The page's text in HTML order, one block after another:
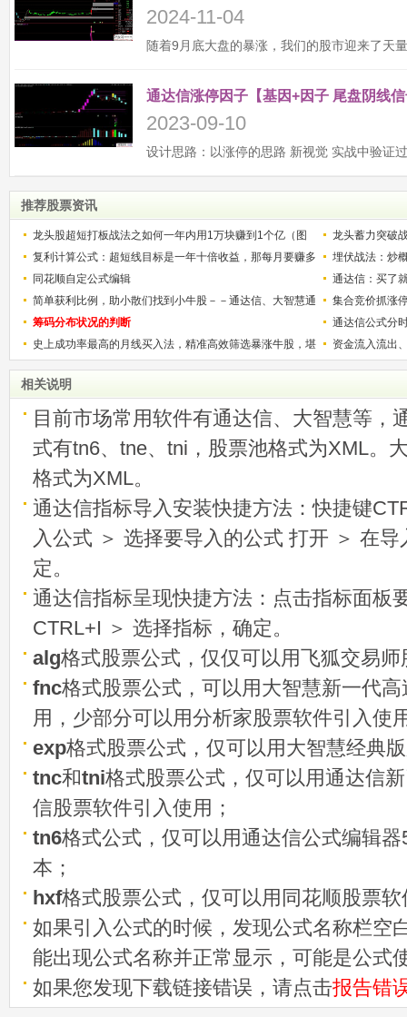
2024-11-04
通达信涨停因子【基因+因子 尾盘阴线
2023-09-10
推荐股票资讯
龙头股超短打板战法之如何一年内用1万块赚到1个亿（图
解）
龙头蓄力突破
的技巧（图解
复利计算公式：超短线目标是一年十倍收益，那每月要赚多
少？
埋伏战法：炒
同花顺自定公式编辑
通达信：买了
简单获利比例，助小散们找到小牛股－－通达信、大智慧通
用
集合竞价抓涨
筹码分布状况的判断
通达信公式分
史上成功率最高的月线买入法，精准高效筛选暴涨牛股，堪
资金流入流出
相关说明
目前市场常用软件有通达信、大智慧等，
式有tn6、tne、tni，股票池格式为XML。
格式为XML。
通达信指标导入安装快捷方法：快捷键
入公式 ＞ 选择要导入的公式 打开 ＞ 在
定。
通达信指标呈现快捷方法：点击指标面板
CTRL+I ＞ 选择指标，确定。
alg格式股票公式，仅仅可以用飞狐交易
fnc格式股票公式，可以用大智慧新一代
用，少部分可以用分析家股票软件引入使
exp格式股票公式，仅可以用大智慧经典
tnc和tni格式股票公式，仅可以用通达信
信股票软件引入使用；
tn6格式公式，仅可以用通达信公式编辑
本；
hxf格式股票公式，仅可以用同花顺股票
如果引入公式的时候，发现公式名称栏空
能出现公式名称并正常显示，可能是公式
如果您发现下载链接错误，请点击报告错